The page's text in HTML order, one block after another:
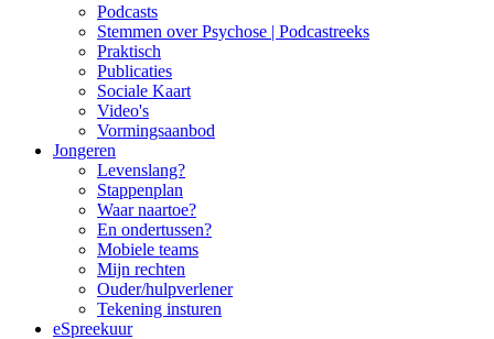
Podcasts
Stemmen over Psychose | Podcastreeks
Praktisch
Publicaties
Sociale Kaart
Video's
Vormingsaanbod
Jongeren
Levenslang?
Stappenplan
Waar naartoe?
En ondertussen?
Mobiele teams
Mijn rechten
Ouder/hulpverlener
Tekening insturen
eSpreekuur